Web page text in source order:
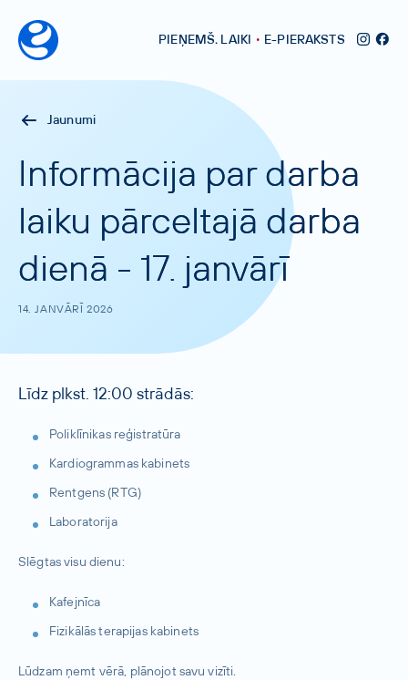
PIEŅEMŠ. LAIKI • E-PIERAKSTS
Jaunumi
Informācija par darba
laiku pārceltajā darba
dienā - 17. janvārī
14. JANVĀRĪ 2026
Līdz plkst. 12:00 strādās:
Poliklīnikas reģistratūra
Kardiogrammas kabinets
Rentgens (RTG)
Laboratorija
Slēgtas visu dienu:
Kafejnīca
Fizikālās terapijas kabinets
Lūdzam ņemt vērā, plānojot savu vizīti.